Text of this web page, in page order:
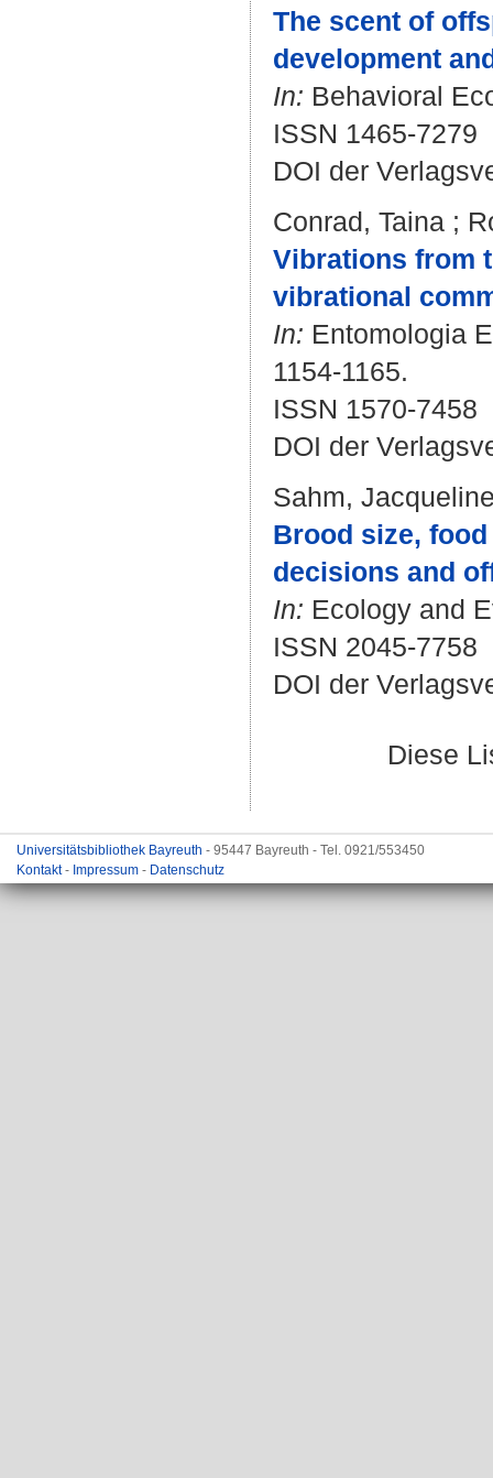
The scent of
development
In: Behavioral
ISSN 1465-7279
DOI der
Conrad, Taina ;
Vibrations from
vibrational
In: Entomologia
1154-1165.
ISSN 1570-7458
DOI der
Sahm,
Brood size,
decisions and
In: Ecology and
ISSN 2045-7758
DOI der
Diese
Universitätsbibliothek Bayreuth - 95447 Bayreuth - Tel. 0921/553450
Kontakt- Impressum - Datenschutz